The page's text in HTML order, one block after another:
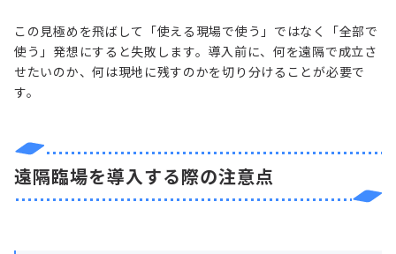
この見極めを飛ばして「使える現場で使う」ではなく「全部で
使う」発想にすると失敗します。導入前に、何を遠隔で成立さ
せたいのか、何は現地に残すのかを切り分けることが必要で
す。
遠隔臨場を導入する際の注意点